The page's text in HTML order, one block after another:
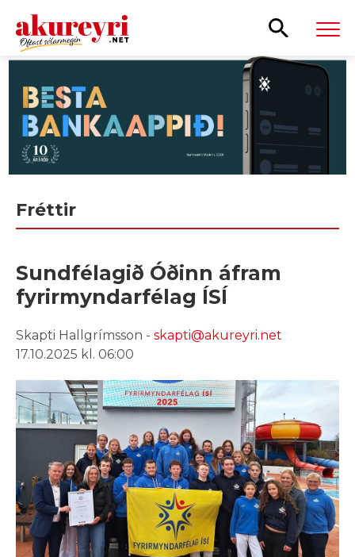
Fréttir
Sundfélagið Óðinn áfram
fyrirmyndarfélag ÍSÍ
Skapti Hallgrímsson - skapti@akureyri.net
17.10.2025 kl. 06:00